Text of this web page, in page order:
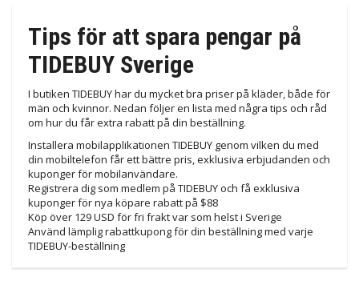
Tips för att spara pengar på
TIDEBUY Sverige
I butiken TIDEBUY har du mycket bra priser på kläder, både för
män och kvinnor. Nedan följer en lista med några tips och råd
om hur du får extra rabatt på din beställning.
Installera mobilapplikationen TIDEBUY genom vilken du med
din mobiltelefon får ett bättre pris, exklusiva erbjudanden och
kuponger för mobilanvändare.
Registrera dig som medlem på TIDEBUY och få exklusiva
kuponger för nya köpare rabatt på $88
Köp över 129 USD för fri frakt var som helst i Sverige
Använd lämplig rabattkupong för din beställning med varje
TIDEBUY-beställning